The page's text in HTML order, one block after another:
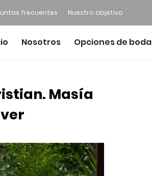
frecuentes Nuestro objetivo
Nosotros Opciones de boda
Masía